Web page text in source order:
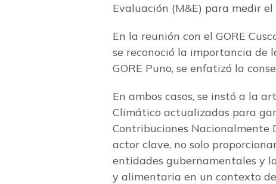
Evaluación (M&E) para medir
En la reunión con el GORE
se reconoció la importancia de
GORE Puno, se enfatizó la
En ambos casos, se instó a la
Climático actualizadas para
Contribuciones Nacionalmente
actor clave, no solo
entidades gubernamentales y
y alimentaria en un contexto